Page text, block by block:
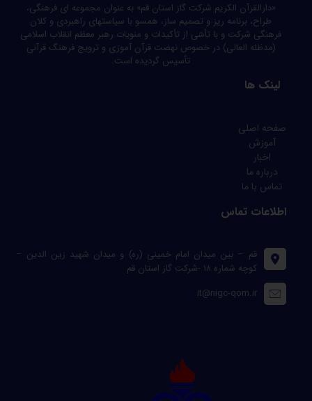
«دارالقرآن الکریم شرکت گاز استان قم» به عنوان مجموعه ای فرهنگی،
طراح، برنامه ریز و تصمیم ساز، همسو با سیاستهای راهبردی و کلان
فرهنگی شرکت و با تأسّی از تأکیدات و منویات رهبر معظم انقلاب اسلامی
(مدظله العالی) در خصوص نهضت قرآن آموزی و ترویج فرهنگ قرآنی
تأسیس گردیده است.
لینک ها
صفحه اصلی
آموزش
اخبار
درباره ما
تماس با ما
اطلاعات تماس
قم – بین میدان امام خمینی (ره) و میدان شهید زین الدین –
کوچه شماره ۱۸ -شرکت گاز استان قم
it@nigc-qom.ir